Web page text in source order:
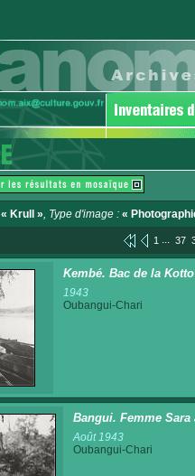
« Krull », Type d'image : «
1 ... 37
Kembé. Bac de la Kotto
1943
Oubangui-Chari
Bangui. Femme Sara
Août 1943
Oubangui-Chari